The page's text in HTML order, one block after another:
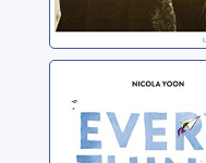
Everything,
everything
Yoon, Nicola